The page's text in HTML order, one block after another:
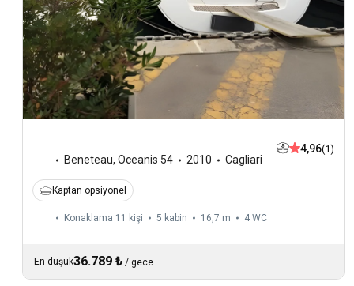
Beneteau, Oceanis 54 2010 Cagliari
4,96(1)
Kaptan opsiyonel
Konaklama 11 kişi 5 kabin 16,7 m 4 WC
En düşük36.789 ₺ / gece